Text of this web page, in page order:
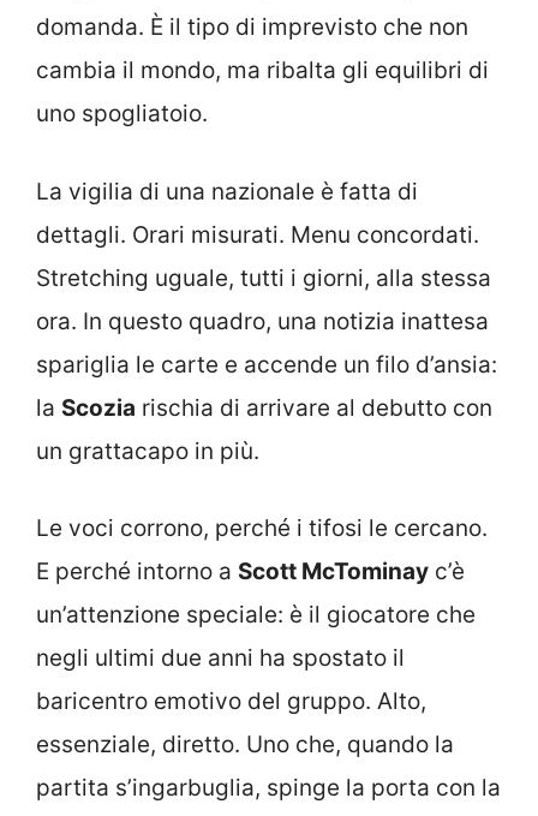
domanda. È il tipo di imprevisto che non
cambia il mondo, ma ribalta gli equilibri di
uno spogliatoio.
La vigilia di una nazionale è fatta di
dettagli. Orari misurati. Menu concordati.
Stretching uguale, tutti i giorni, alla stessa
ora. In questo quadro, una notizia inattesa
spariglia le carte e accende un filo d’ansia:
la Scozia rischia di arrivare al debutto con
un grattacapo in più.
Le voci corrono, perché i tifosi le cercano.
E perché intorno a Scott McTominay c’è
un’attenzione speciale: è il giocatore che
negli ultimi due anni ha spostato il
baricentro emotivo del gruppo. Alto,
essenziale, diretto. Uno che, quando la
partita s’ingarbuglia, spinge la porta con la